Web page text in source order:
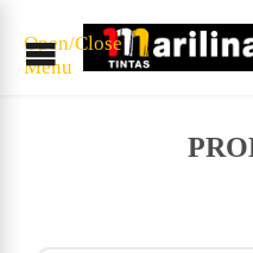
Open/Close
Menu